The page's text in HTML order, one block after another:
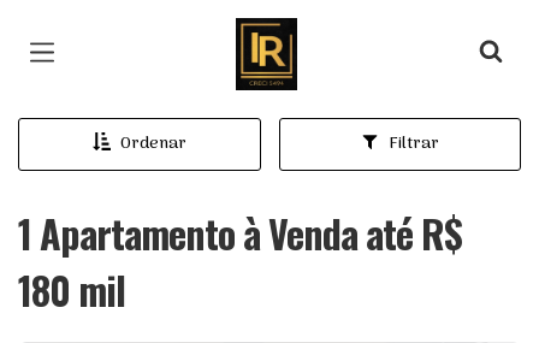
Página inicial
Ordenar Filtrar
1 Apartamento à Venda até R$
180 mil